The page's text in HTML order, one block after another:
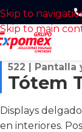
Skip to
Skip to main
522 | Pantalla
Tótem
Displays
en interiores.